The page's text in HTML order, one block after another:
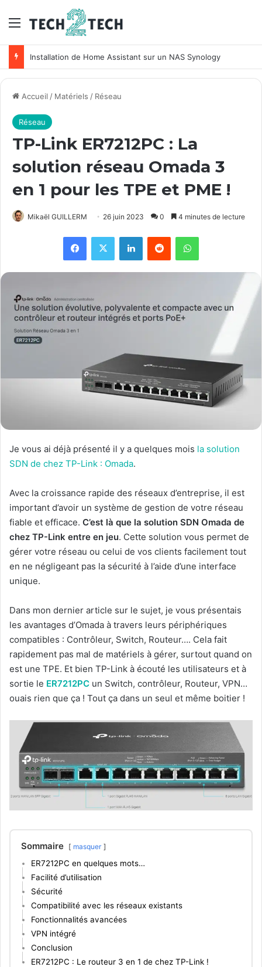
Menu
Installation de Home Assistant sur un NAS Synology
Accueil / Matériels / Réseau
Réseau
TP-Link ER7212PC : La
solution réseau Omada 3
en 1 pour les TPE et PME !
Mikaël GUILLERM 26 juin 2023 0 4 minutes de lecture
Facebook
X LinkedinReddit WhatsApp
Je vous ai déjà présenté il y a quelques mois la solution
SDN de chez TP-Link : Omada.
Avec la croissance rapide des réseaux d’entreprise, il est
important d’avoir un système de gestion de votre réseau
fiable et efficace. C’est là que la solution SDN Omada de
chez TP-Link entre en jeu. Cette solution vous permet de
gérer votre réseau ou celui de vos clients facilement tout
en ne négligeant pas la sécurité à l’aide d’une interface
unique.
Dans mon dernier article sur le sujet, je vous présentais
les avantages d’Omada à travers leurs périphériques
compatibles : Contrôleur, Switch, Routeur…. Cela fait
rapidement pas mal de matériels à gérer, surtout quand on
est une TPE. Et bien TP-Link à écouté les utilisateurs et à
sortie le ER7212PC un Switch, contrôleur, Routeur, VPN…
ouais rien que ça ! Tout ça dans un seul et même boitier !
Sommaire masquer
ER7212PC en quelques mots…
Facilité d’utilisation
Sécurité
Compatibilité avec les réseaux existants
Fonctionnalités avancées
VPN intégré
Conclusion
ER7212PC : Le routeur 3 en 1 de chez TP-Link !